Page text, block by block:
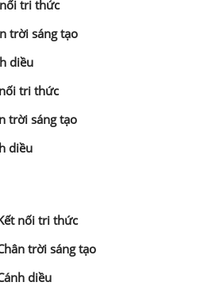
nối tri thức
trời sáng tạo
diều
tri thức
trời sáng tạo
diều
nối tri thức
trời sáng tạo
diều